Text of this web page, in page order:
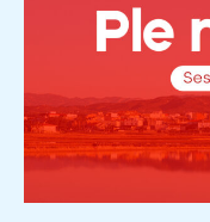
CRÒNICA
CAMARLES
APROVA